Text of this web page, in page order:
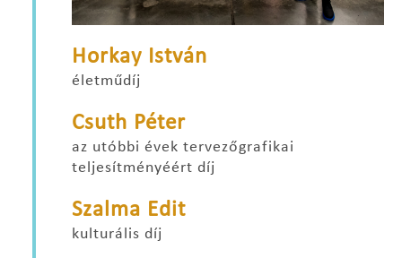
Horkay István
életműdíj
Csuth Péter
az utóbbi évek tervezőgrafikai
teljesítményéért díj
Szalma Edit
kulturális díj